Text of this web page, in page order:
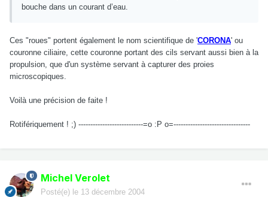
bouche dans un courant d’eau.
Ces "roues" portent également le nom scientifique de 'CORONA' ou
couronne ciliaire, cette couronne portant des cils servant aussi bien à la
propulsion, que d'un système servant à capturer des proies
microscopiques.
Voilà une précision de faite !
Rotifériquement ! ;) ---------------------------=o :P o=--------------------------------
Michel Verolet
Posté(e) le 13 décembre 2004